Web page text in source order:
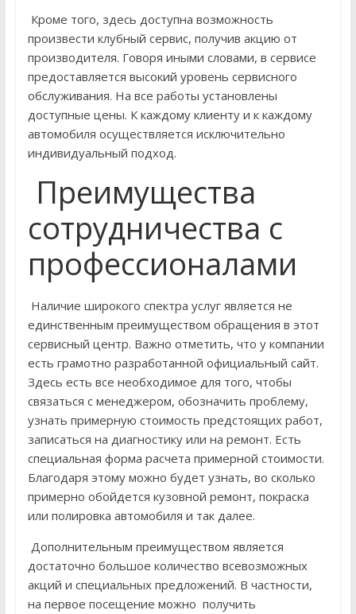
Кроме того, здесь доступна возможность
произвести клубный сервис, получив акцию от
производителя. Говоря иными словами, в сервисе
предоставляется высокий уровень сервисного
обслуживания. На все работы установлены
доступные цены. К каждому клиенту и к каждому
автомобиля осуществляется исключительно
индивидуальный подход.
Преимущества
сотрудничества с
профессионалами
Наличие широкого спектра услуг является не
единственным преимуществом обращения в этот
сервисный центр. Важно отметить, что у компании
есть грамотно разработанной официальный сайт.
Здесь есть все необходимое для того, чтобы
связаться с менеджером, обозначить проблему,
узнать примерную стоимость предстоящих работ,
записаться на диагностику или на ремонт. Есть
специальная форма расчета примерной стоимости.
Благодаря этому можно будет узнать, во сколько
примерно обойдется кузовной ремонт, покраска
или полировка автомобиля и так далее.
Дополнительным преимуществом является
достаточно большое количество всевозможных
акций и специальных предложений. В частности,
на первое посещение можно получить